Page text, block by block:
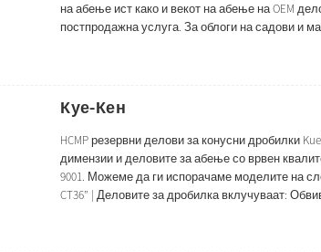
на абење ист како и векот на абење на OEM
постпродажна услуга. За облоги на садови и
СРЕДНИ, ГРУБИ, ЕКСТРА ГРУБИ, ... итн. Главен
Куе-Кен
HCMP резервни делови за конусни дробилки
димензии и деловите за абење со врвен
9001. Можеме да ги испорачаме моделите на
CT36” | Деловите за дробилка вклучуваат: